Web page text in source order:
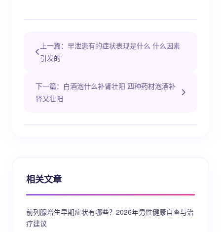
上一篇：早泄患有的症状表现是什么 什么因素
引发的
下一篇：白酒泡什么补肾壮阳 四种药材泡酒补
肾又壮阳
相关文章
前列腺增生早期症状有哪些？2026年男性健康自查与治
疗建议